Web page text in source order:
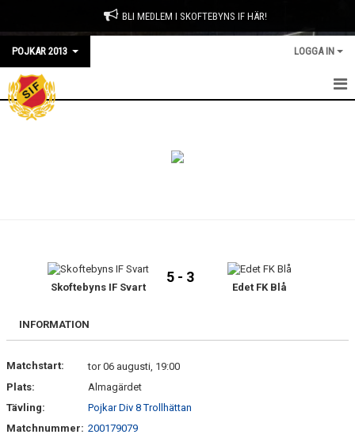
BLI MEDLEM I SKOFTEBYNS IF HÄR!
POJKAR 2013 LOGGA IN
HEM
BILDGALLERI
DOKUMENT
Skoftebyns IF Svart
5 - 3
Edet FK Blå
INFORMATION
Matchstart:
tor 06 augusti, 19:00
Plats:
Almagärdet
Tävling:
Pojkar Div 8 Trollhättan
Matchnummer: 200179079